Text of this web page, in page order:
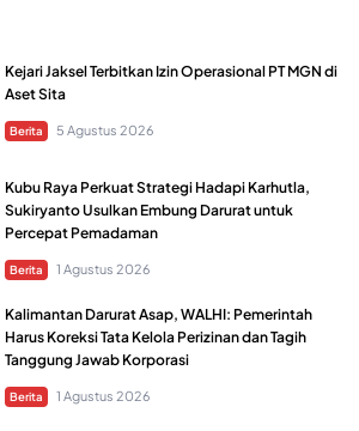
Kejari Jaksel Terbitkan Izin Operasional PT MGN di
Aset Sita
Berita 5 Agustus 2026
Kubu Raya Perkuat Strategi Hadapi Karhutla,
Sukiryanto Usulkan Embung Darurat untuk
Percepat Pemadaman
Berita 1 Agustus 2026
Kalimantan Darurat Asap, WALHI: Pemerintah
Harus Koreksi Tata Kelola Perizinan dan Tagih
Tanggung Jawab Korporasi
Berita 1 Agustus 2026